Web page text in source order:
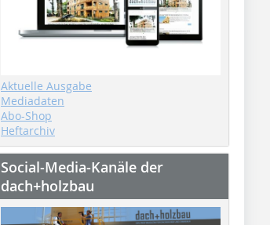
Aktuelle Ausgabe
Mediadaten
Abo-Shop
Heftarchiv
Social-Media-Kanäle der
dach+holzbau